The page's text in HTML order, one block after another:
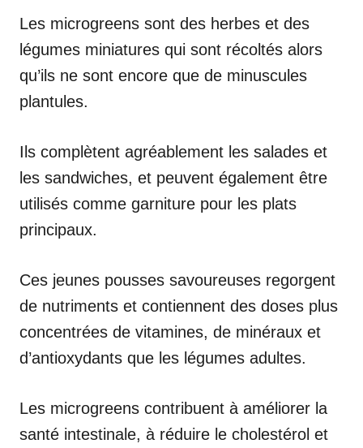
Les microgreens sont des herbes et des
légumes miniatures qui sont récoltés alors
qu’ils ne sont encore que de minuscules
plantules.
Ils complètent agréablement les salades et
les sandwiches, et peuvent également être
utilisés comme garniture pour les plats
principaux.
Ces jeunes pousses savoureuses regorgent
de nutriments et contiennent des doses plus
concentrées de vitamines, de minéraux et
d’antioxydants que les légumes adultes.
Les microgreens contribuent à améliorer la
santé intestinale, à réduire le cholestérol et